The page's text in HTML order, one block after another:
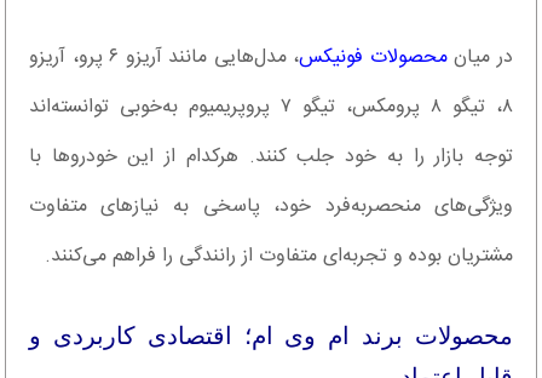
در میانمحصولات فونیکس
، مدل‌هایی مانند آریزو ۶ پرو، آریزو
۸، تیگو ۸ پرومکس، تیگو ۷ پروپریمیوم به‌خوبی توانسته‌اند
توجه بازار را به خود جلب کنند. هرکدام از این خودروها با
ویژگی‌های منحصربه‌فرد خود، پاسخی به نیازهای متفاوت
مشتریان بوده و تجربه‌ای متفاوت از رانندگی را فراهم می‌کنند.
محصولات برند ام وی ام؛ اقتصادی کاربردی و